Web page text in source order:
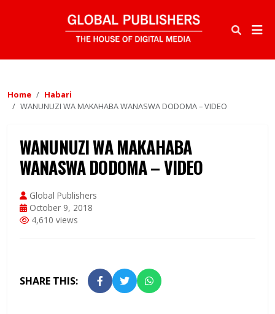
Home
Habari
WANUNUZI WA MAKAHABA WANASWA DODOMA – VIDEO
WANUNUZI WA MAKAHABA
WANASWA DODOMA – VIDEO
Global Publishers
October 9, 2018
4,610 views
SHARE THIS: